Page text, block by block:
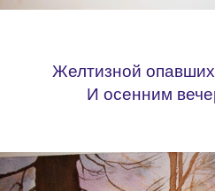
Желтизной
И осенним